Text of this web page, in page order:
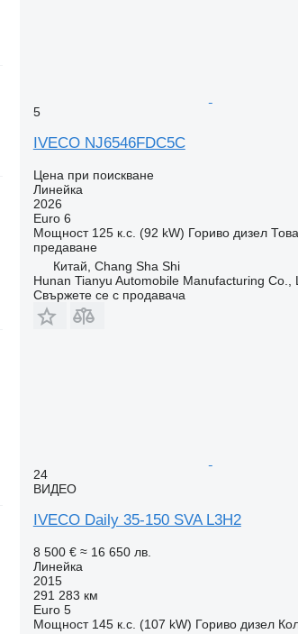
5
IVECO NJ6546FDC5C
Цена при поискване
Линейка
2026
Euro 6
Мощност 125 к.с. (92 kW) Гориво дизел
предаване
Китай, Chang Sha Shi
Hunan Tianyu Automobile Manufacturing Co.,
Свържете се с продавача
24
ВИДЕО
IVECO Daily 35-150 SVA L3H2
8 500 € ≈ 16 650 лв.
Линейка
2015
291 283 км
Euro 5
Мощност 145 к.с. (107 kW) Гориво дизел